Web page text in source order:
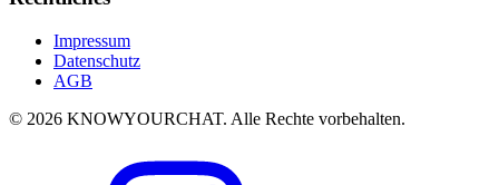
Impressum
Datenschutz
AGB
© 2026 KNOWYOURCHAT. Alle Rechte vorbehalten.